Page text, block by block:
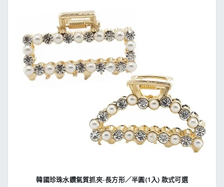
韓國珍珠水鑽氣質抓夾-長方形／半圓(1入) 款式可選